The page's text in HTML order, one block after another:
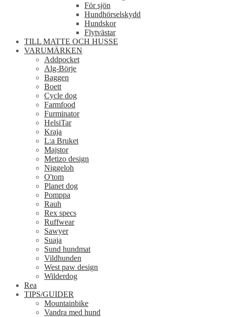
För sjön
Hundhörselskydd
Hundskor
Flytvästar
TILL MATTE OCH HUSSE
VARUMÄRKEN
Addpocket
Alg-Börje
Baggen
Boett
Cycle dog
Farmfood
Furminator
HelsiTar
Kraja
L:a Bruket
Majstor
Metizo design
Niggeloh
O'tom
Planet dog
Pomppa
Rauh
Rex specs
Ruffwear
Sawyer
Suaja
Sund hundmat
Vildhunden
West paw design
Wilderdog
Rea
TIPS/GUIDER
Mountainbike
Vandra med hund